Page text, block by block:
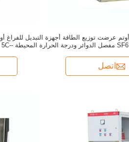
أوتم عرضت توزيع الطاقة أجهزة التبديل للفراغ أو
SF6 مفصل الدوائر ودرجة الحرارة المحيطة -5C-
اتصل